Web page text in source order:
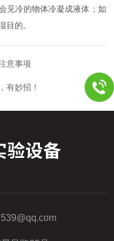
见冷的物体冷凝成液体；如
目的。
意事项
有妙招！